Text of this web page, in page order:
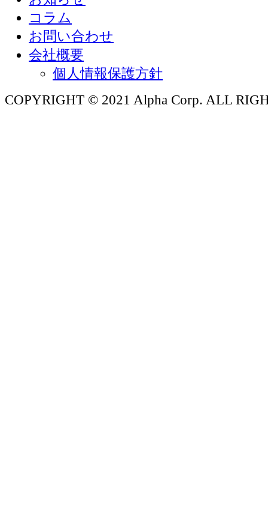
コラム
お問い合わせ
会社概要
個人情報保護方針
COPYRIGHT © 2021 Alpha Corp. ALL